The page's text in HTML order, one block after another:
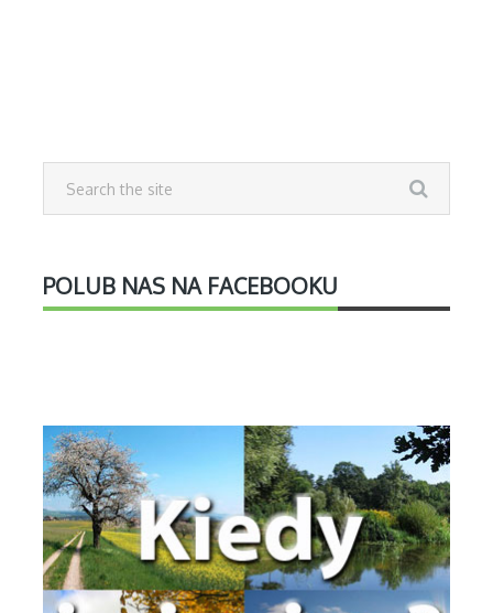
POLUB NAS NA FACEBOOKU